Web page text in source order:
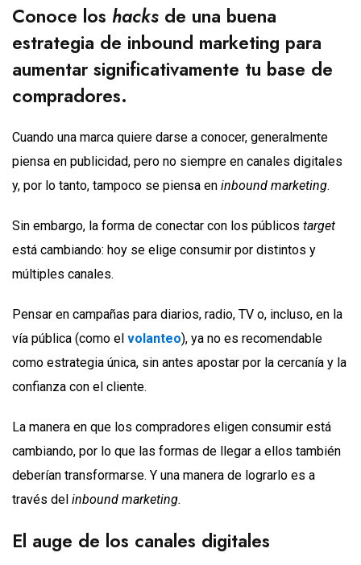
Conoce los hacks de una buena
estrategia de inbound marketing para
aumentar significativamente tu base de
compradores.
Cuando una marca quiere darse a conocer, generalmente
piensa en publicidad, pero no siempre en canales digitales
y, por lo tanto, tampoco se piensa en inbound marketing.
Sin embargo, la forma de conectar con los públicos target
está cambiando: hoy se elige consumir por distintos y
múltiples canales.
Pensar en campañas para diarios, radio, TV o, incluso, en la
vía pública (como el volanteo), ya no es recomendable
como estrategia única, sin antes apostar por la cercanía y la
confianza con el cliente.
La manera en que los compradores eligen consumir está
cambiando, por lo que las formas de llegar a ellos también
deberían transformarse. Y una manera de lograrlo es a
través del inbound marketing.
El auge de los canales digitales